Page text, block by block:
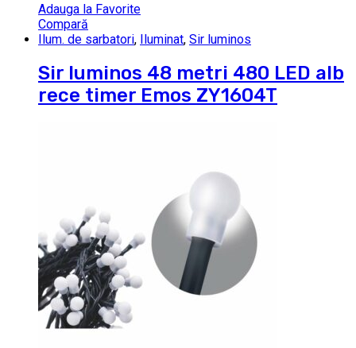
Adauga la Favorite
Compară
Ilum. de sarbatori, Iluminat, Sir luminos
Sir luminos 48 metri 480 LED alb
rece timer Emos ZY1604T